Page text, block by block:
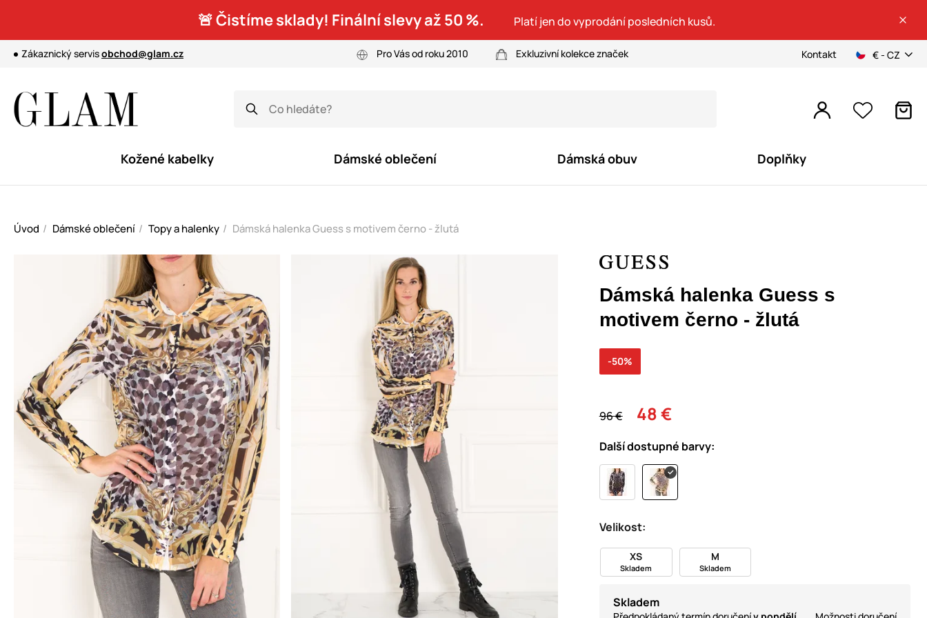
🚨 Čistíme sklady! Finální slevy až 50 %. Platí jen do vyprodání posledních kusů.
Zákaznický servisobchod@glam.cz Pro Vás od roku 2010 Exkluzivní kolekce značek Kontakt € - CZ
Kožené kabelky Dámské oblečení Dámská obuv Doplňky
Úvod Dámské oblečení Topy a halenky Dámská halenka Guess s motivem černo - žlutá
Dámská halenka Guess s
motivem černo - žlutá
96 € 48 €
-50%
Další dostupné barvy:
Velikost:
XS
Skladem
M
Skladem
Skladem